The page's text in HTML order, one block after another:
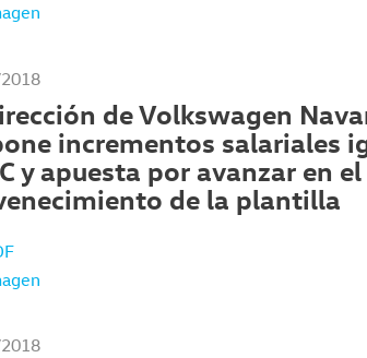
de Volkswagen
incrementos salariales
y apuesta por avanzar en el
de la plantilla